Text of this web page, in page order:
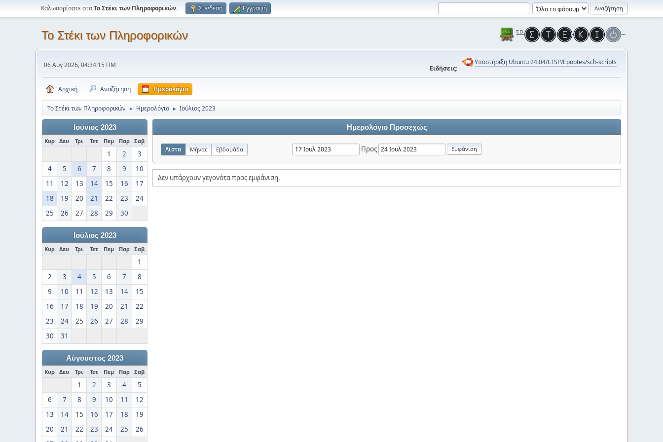
Καλωσορίσατε στοΤο Στέκι των Πληροφορικών. Σύνδεση Εγγραφή
Το Στέκι των Πληροφορικών
06 Αυγ 2026, 04:34:15 ΠΜ Ειδήσεις:
Υποστήριξη Ubuntu 24.04/LTSP/Epoptes/sch-scripts
Αρχική Αναζήτηση Ημερολόγιο
Το Στέκι των Πληροφορικών ► Ημερολόγιο ► Ιούλιος 2023
Ιούνιος 2023
Κυρ Δευ Τρι Τετ Πεμ Παρ Σαβ
1 2
3
4
5 6 7 8 9
10
11
12 13 14 15 16
17
18
19 20 21 22 23
24
25
26 27 28 29 30
Ιούλιος 2023
Κυρ Δευ Τρι Τετ Πεμ Παρ Σαβ
1
2
3 4 5 6 7
8
9
10 11 12 13 14
15
16
17 18 19 20 21
22
23
24 25 26 27 28
29
30
31
Αύγουστος 2023
Κυρ Δευ Τρι Τετ Πεμ Παρ Σαβ
1 2 3 4
5
6
7 8 9 10 11
12
13
14 15 16 17 18
19
20
21 22 23 24 25
26
Ημερολόγιο Προσεχώς
Λίστα Μήνας Εβδομάδα Προς
Δεν υπάρχουν γεγονότα προς εμφάνιση.